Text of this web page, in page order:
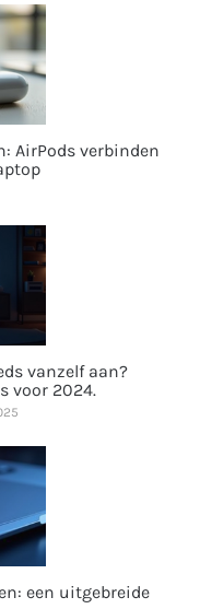
AirPods verbinden
vanzelf aan?
voor 2024.
een uitgebreide